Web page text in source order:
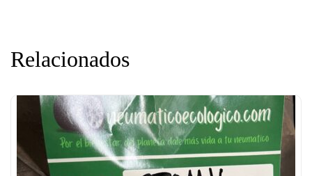
Relacionados